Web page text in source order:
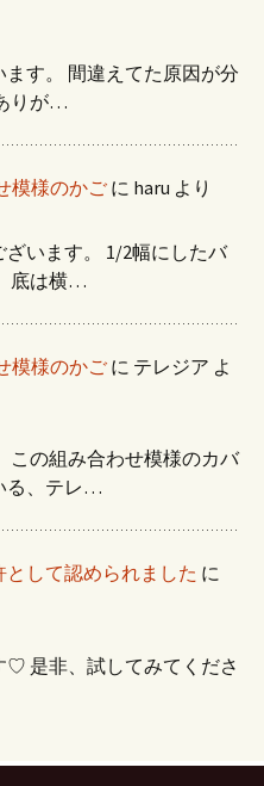
す。 間違えてた原因が分
りが…
模様のかご に haru より
います。 1/2幅にしたバ
底は横…
模様のかご に テレジア よ
この組み合わせ模様のカバ
る、テレ…
して認められました に
♡ 是非、試してみてくださ